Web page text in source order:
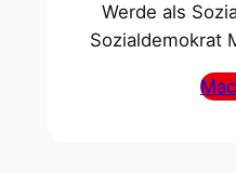
Werde als
Sozialdemokrat